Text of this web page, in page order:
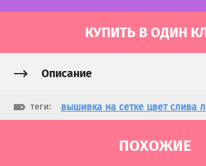
КУПИТЬ В ОДИН
Описание
теги: вышивка на сетке цвет слива
ПОХОЖИЕ